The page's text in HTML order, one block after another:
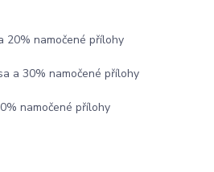
20% namočené přílohy
a 30% namočené přílohy
namočené přílohy